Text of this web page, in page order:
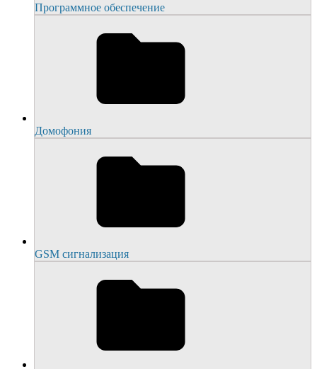
Программное обеспечение
Домофония
GSM сигнализация